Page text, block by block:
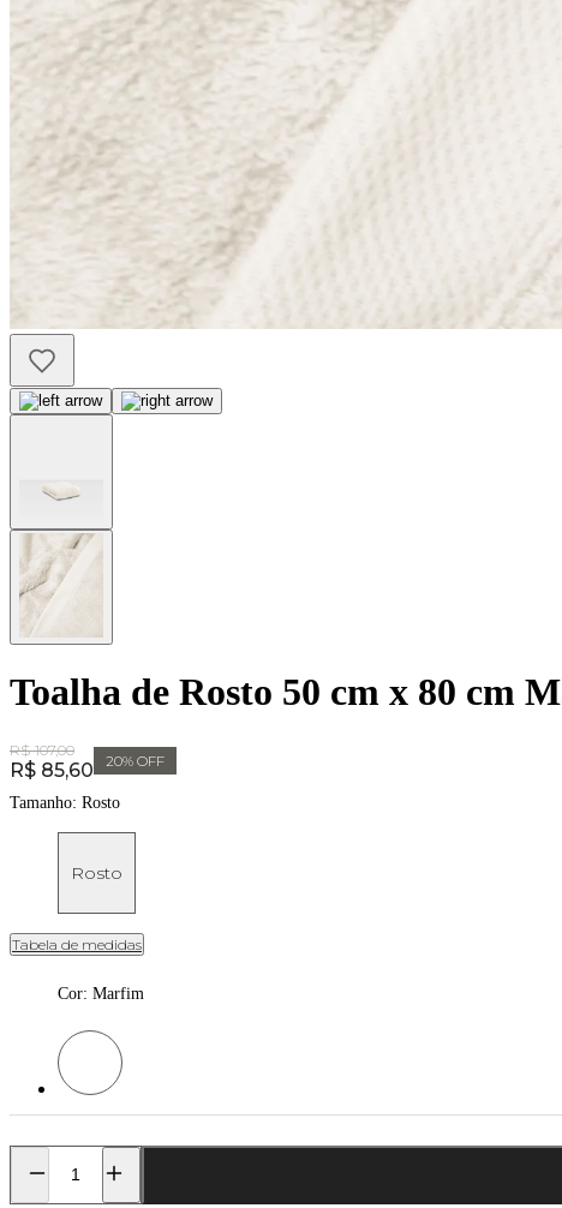
Toalha de Rosto 50 cm x 80 cm
Original Price:
R$ 107,00
Price:
R$ 85,60 20% OFF
Tamanho: Rosto
Rosto
Tabela de medidas
Cor: Marfim
Cor: Marfim